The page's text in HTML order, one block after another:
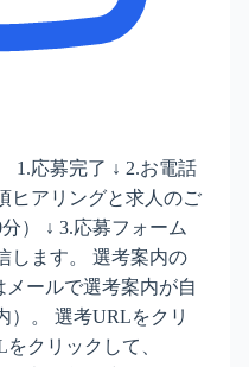
1.応募完了 ↓ 2.お電話
ヒアリングと求人のご
） ↓ 3.応募フォーム
します。 選考案内の
メールで選考案内が自
）。 選考URLをクリ
クリックして、